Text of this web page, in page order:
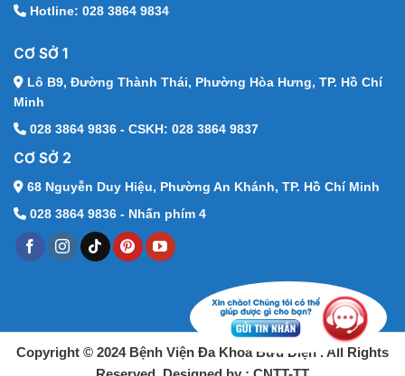
Hotline: 028 3864 9834
CƠ SỞ 1
Lô B9, Đường Thành Thái, Phường Hòa Hưng, TP. Hồ Chí
Minh
028 3864 9836 - CSKH: 028 3864 9837
CƠ SỞ 2
68 Nguyễn Duy Hiệu, Phường An Khánh, TP. Hồ Chí Minh
028 3864 9836 - Nhấn phím 4
Copyright © 2024 Bệnh Viện Đa Khoa Bưu Điện . All Rights